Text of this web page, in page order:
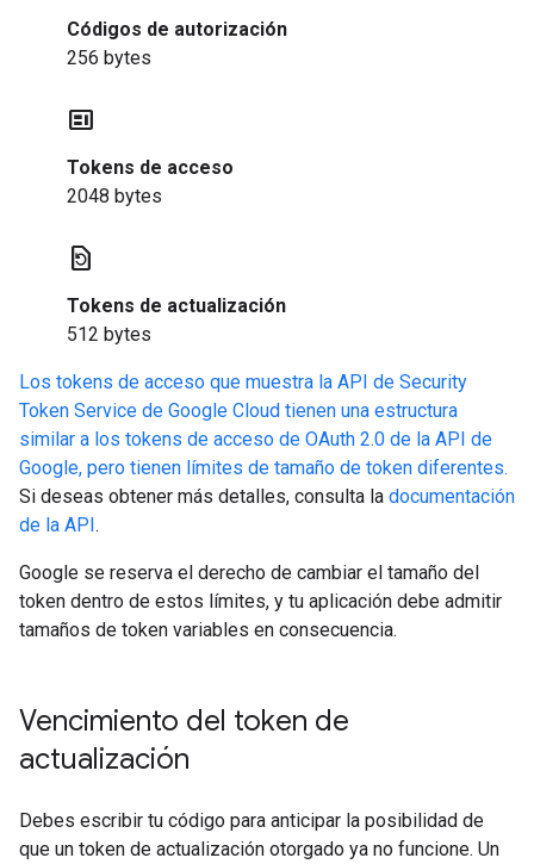
Códigos de autorización
256 bytes
contextual_token
Tokens de acceso
2048 bytes
restore_page
Tokens de actualización
512 bytes
Los tokens de acceso que muestra la API de Security
Token Service de Google Cloud tienen una estructura
similar a los tokens de acceso de OAuth 2.0 de la API de
Google, pero tienen límites de tamaño de token diferentes.
Si deseas obtener más detalles, consulta la documentación
de la API.
Google se reserva el derecho de cambiar el tamaño del
token dentro de estos límites, y tu aplicación debe admitir
tamaños de token variables en consecuencia.
Vencimiento del token de
actualización
Debes escribir tu código para anticipar la posibilidad de
que un token de actualización otorgado ya no funcione. Un